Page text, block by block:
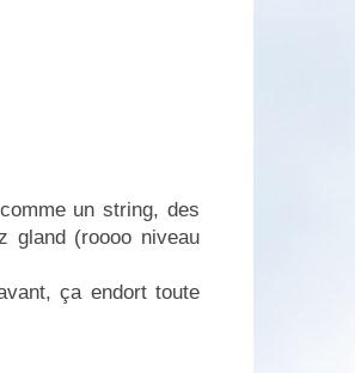
un string, des
gland (roooo niveau
ça endort toute